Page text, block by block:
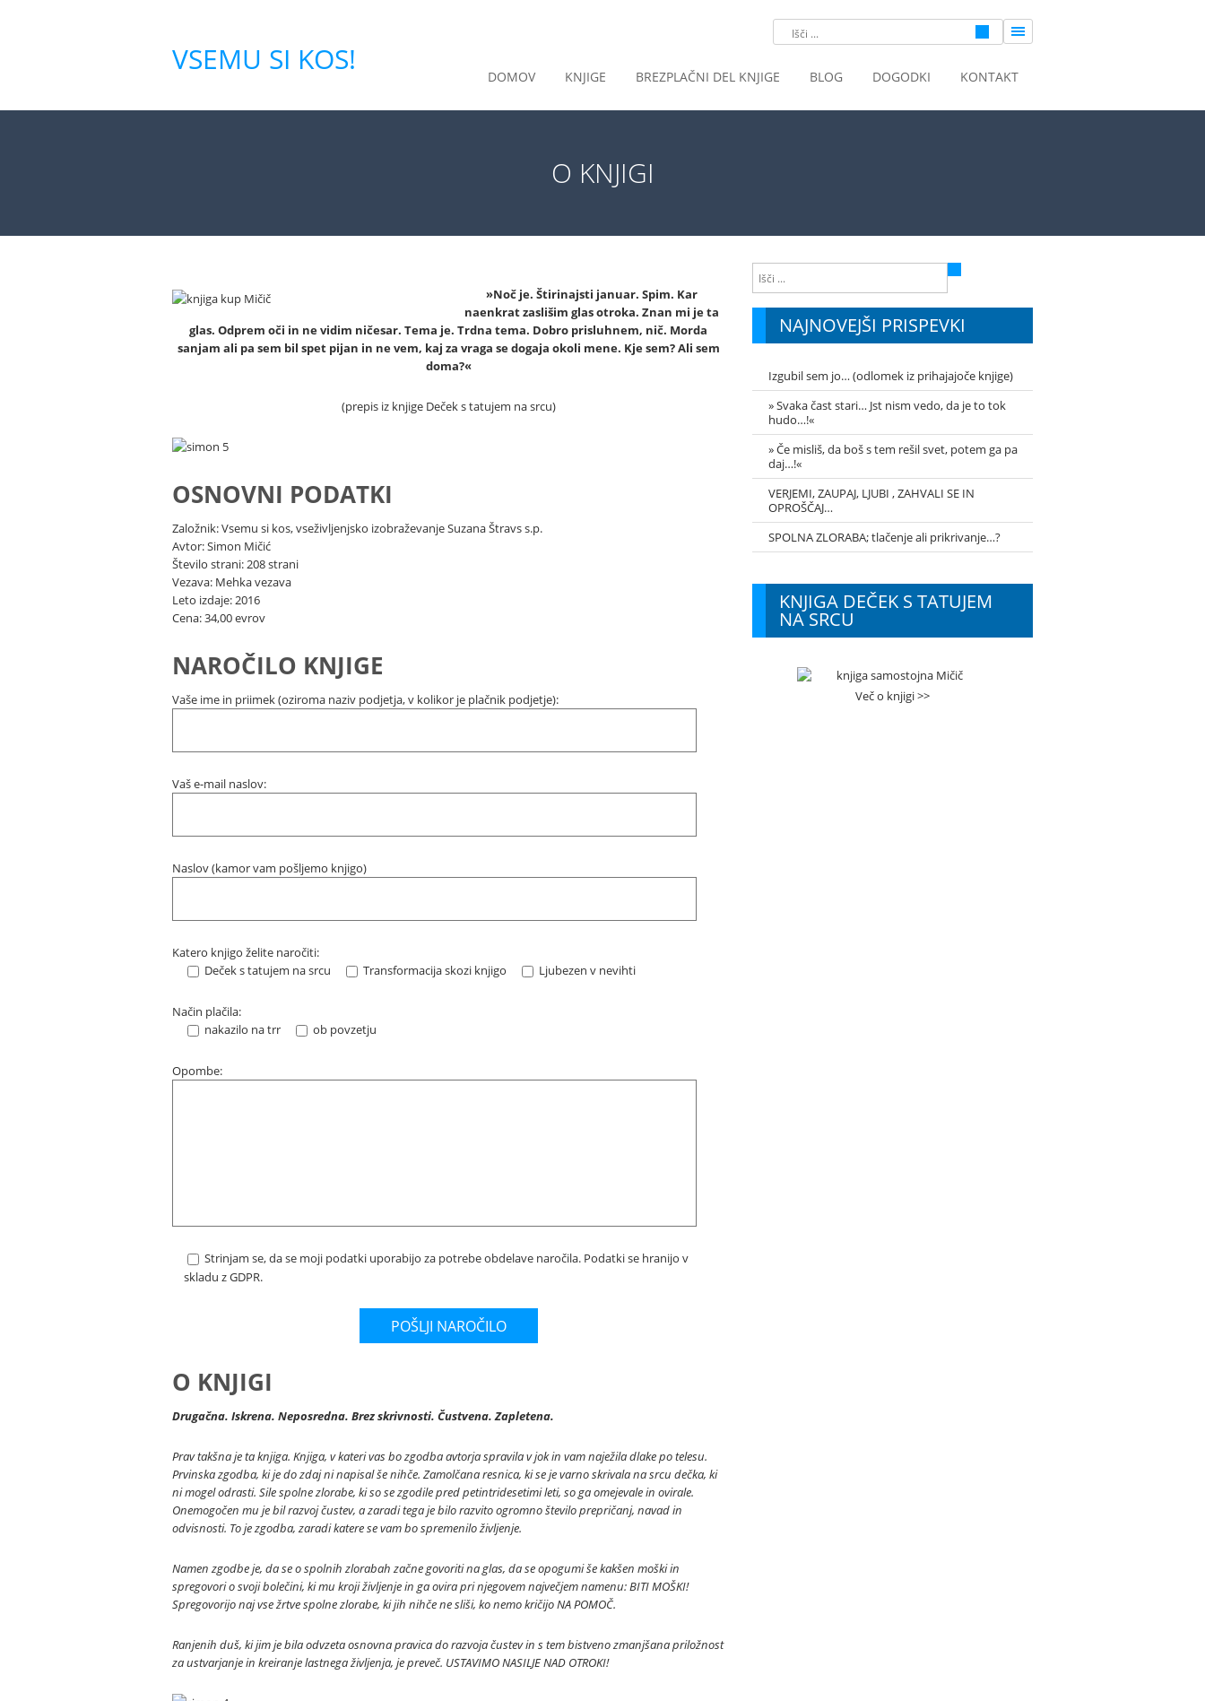
VSEMU SI KOS! DOMOV KNJIGE BREZPLAČNI DEL KNJIGE BLOG DOGODKI KONTAKT
O KNJIGI
»Noč je. Štirinajsti januar. Spim. Kar
naenkrat zaslišim glas otroka. Znan mi je ta
glas. Odprem oči in ne vidim ničesar. Tema je. Trdna tema. Dobro prisluhnem, nič. Morda
sanjam ali pa sem bil spet pijan in ne vem, kaj za vraga se dogaja okoli mene. Kje sem? Ali sem
doma?«
(prepis iz knjige Deček s tatujem na srcu)
OSNOVNI PODATKI
Založnik: Vsemu si kos, vseživljenjsko izobraževanje Suzana Štravs s.p.
Avtor: Simon Mičić
Število strani: 208 strani
Vezava: Mehka vezava
Leto izdaje: 2016
Cena: 34,00 evrov
NAROČILO KNJIGE
Vaše ime in priimek (oziroma naziv podjetja, v kolikor je plačnik podjetje):
Vaš e-mail naslov:
Naslov (kamor vam pošljemo knjigo)
Katero knjigo želite naročiti:
Deček s tatujem na srcu
Transformacija skozi knjigo Ljubezen v nevihti
Način plačila:
nakazilo na trr
ob povzetju
Opombe:
Strinjam se, da se moji podatki uporabijo za potrebe obdelave naročila. Podatki se hranijo v
skladu z GDPR.
O KNJIGI
Drugačna. Iskrena. Neposredna. Brez skrivnosti. Čustvena. Zapletena.
Prav takšna je ta knjiga. Knjiga, v kateri vas bo zgodba avtorja spravila v jok in vam naježila dlake po telesu.
Prvinska zgodba, ki je do zdaj ni napisal še nihče. Zamolčana resnica, ki se je varno skrivala na srcu dečka, ki
ni mogel odrasti. Sile spolne zlorabe, ki so se zgodile pred petintridesetimi leti, so ga omejevale in ovirale.
Onemogočen mu je bil razvoj čustev, a zaradi tega je bilo razvito ogromno število prepričanj, navad in
odvisnosti. To je zgodba, zaradi katere se vam bo spremenilo življenje.
Namen zgodbe je, da se o spolnih zlorabah začne govoriti na glas, da se opogumi še kakšen moški in
spregovori o svoji bolečini, ki mu kroji življenje in ga ovira pri njegovem največjem namenu: BITI MOŠKI!
Spregovorijo naj vse žrtve spolne zlorabe, ki jih nihče ne sliši, ko nemo kričijo NA POMOČ.
Ranjenih duš, ki jim je bila odvzeta osnovna pravica do razvoja čustev in s tem bistveno zmanjšana priložnost
za ustvarjanje in kreiranje lastnega življenja, je preveč. USTAVIMO NASILJE NAD OTROKI!
NAJNOVEJŠI PRISPEVKI
Izgubil sem jo… (odlomek iz prihajajoče knjige)
» Svaka čast stari… Jst nism vedo, da je to tok
hudo…!«
» Če misliš, da boš s tem rešil svet, potem ga pa
daj…!«
VERJEMI, ZAUPAJ, LJUBI , ZAHVALI SE IN
OPROŠČAJ…
SPOLNA ZLORABA; tlačenje ali prikrivanje…?
KNJIGA DEČEK S TATUJEM
NA SRCU
Več o knjigi >>